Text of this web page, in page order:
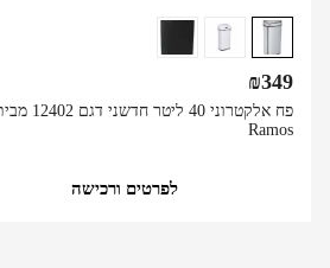
פח אלקטרוני 40 ליטר חדשני דגם
Ramos
₪349
לפרטים ורכישה